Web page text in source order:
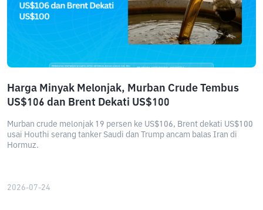
Harga Minyak Melonjak, Murban Crude Tembus
US$106 dan Brent Dekati US$100
Murban crude melonjak 19 persen ke US$106, Brent dekati US$100
usai Houthi serang tanker Saudi dan Trump ancam balas Iran di
Hormuz.
2026-07-24